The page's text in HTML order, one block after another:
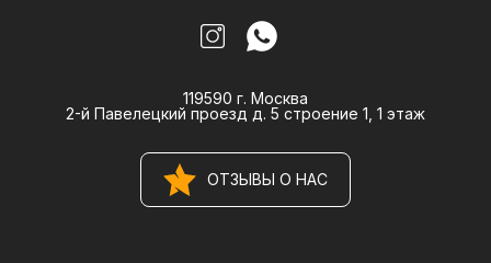
119590 г. Москва
2-й Павелецкий проезд д. 5 строение 1, 1 этаж
ОТЗЫВЫ О НАС